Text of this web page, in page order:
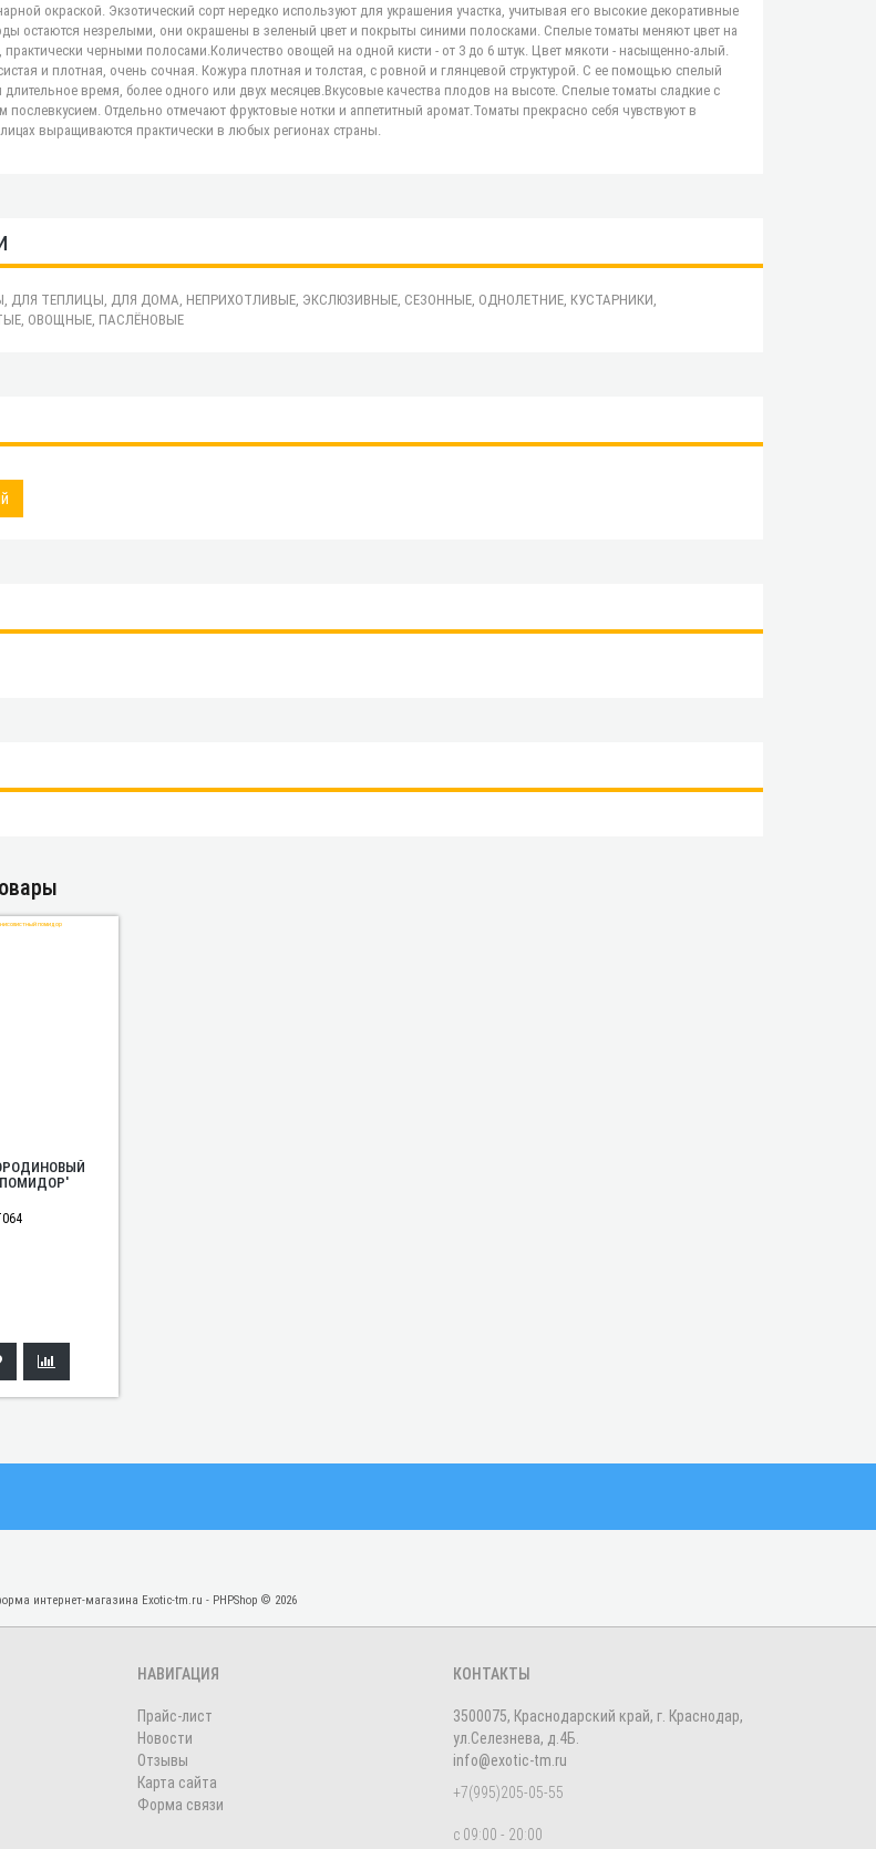
окраской. Экзотический сорт нередко используют для украшения участка, учитывая его высокие декоративные
остаются незрелыми, они окрашены в зеленый цвет и покрыты синими полосками. Спелые томаты меняют цвет на
практически черными полосами.Количество овощей на одной кисти - от 3 до 6 штук. Цвет мякоти - насыщенно-алый.
и плотная, очень сочная. Кожура плотная и толстая, с ровной и глянцевой структурой. С ее помощью спелый
время, более одного или двух месяцев.Вкусовые качества плодов на высоте. Спелые томаты сладкие с
Отдельно отмечают фруктовые нотки и аппетитный аромат.Томаты прекрасно себя чувствуют в
выращиваются практически в любых регионах страны.
ДЛЯ ТЕПЛИЦЫ, ДЛЯ ДОМА, НЕПРИХОТЛИВЫЕ, ЭКСЛЮЗИВНЫЕ, СЕЗОННЫЕ, ОДНОЛЕТНИЕ, КУСТАРНИКИ,
ОВОЩНЫЕ, ПАСЛЁНОВЫЕ
НАВИГАЦИЯ
Прайс-лист
Новости
Отзывы
Карта сайта
Форма связи
КОНТАКТЫ
3500075, Краснодарский край, г. Краснодар,
ул.Селезнева, д.4Б.
info@exotic-tm.ru
+7(995)205-05-55
с 09:00 - 20:00
интернет-магазина Exotic-tm.ru - PHPShop © 2026